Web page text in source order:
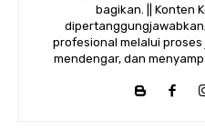
bagikan. || Konten
profesional melalui
mendengar, dan